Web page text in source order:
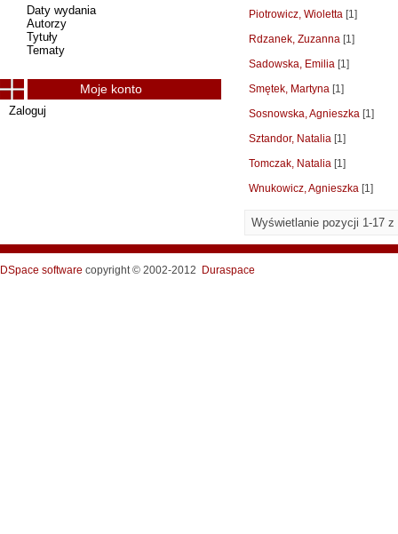
Piotrowicz, Wioletta [1]
Rdzanek, Zuzanna [1]
Sadowska, Emilia [1]
Smętek, Martyna [1]
Sosnowska, Agnieszka [1]
Sztandor, Natalia [1]
Tomczak, Natalia [1]
Wnukowicz, Agnieszka [1]
Wyświetlanie pozycji 1-17 z
Daty wydania
Autorzy
Tytuły
Tematy
Moje konto
Zaloguj
DSpace software copyright © 2002-2012 Duraspace